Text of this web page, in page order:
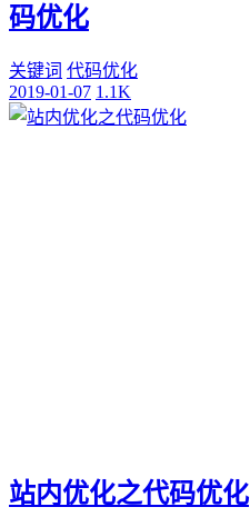
码优化
关键词 代码优化
2019-01-07 1.1K
站内优化之代码优化